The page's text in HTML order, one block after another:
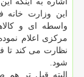
این وزارت خانه
واسطه ای و
مرکزی اعلام
نظارت می کند تا
شود.
البته قبل تر هم